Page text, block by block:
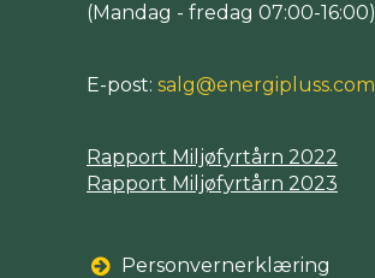
(Mandag - fredag 07:00-16:00)
E-post: salg@energipluss.com
Rapport Miljøfyrtårn 2022
Rapport Miljøfyrtårn 2023
Personvernerklæring